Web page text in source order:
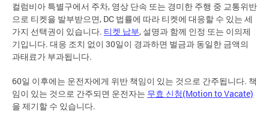
컬럼비아 특별구에서 주차, 영상 단속 또는 경미한 주행 중 교통위반
으로 티켓을 발부받으면, DC 법률에 따라 티켓에 대응할 수 있는 세
가지 선택권이 있습니다. 티켓 납부, 설명과 함께 인정 또는 이의제
기입니다. 대응 조치 없이 30일이 경과하면 벌금과 동일한 금액의
과태료가 부과됩니다.
60일 이후에는 운전자에게 위반 책임이 있는 것으로 간주됩니다. 책
임이 있는 것으로 간주되면 운전자는 무효 신청(Motion to Vacate)
을 제기할 수 있습니다.